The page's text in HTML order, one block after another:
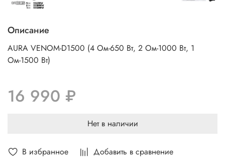
В избранное Добавить в сравнение
Описание
AURA VENOM-D1500 (4 Ом-650 Вт, 2 Ом-1000 Вт, 1
Ом-1500 Вт)
16 990 ₽
Нет в наличии